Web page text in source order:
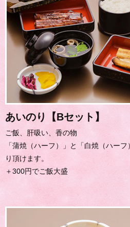
あいのり【Bセット】
ご飯、肝吸い、香の物
「蒲焼（ハーフ）」と「白焼（ハー
り頂けます。
＋300円でご飯大盛